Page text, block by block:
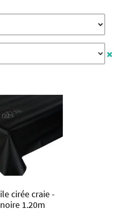
cirée craie -
noire 1.20m